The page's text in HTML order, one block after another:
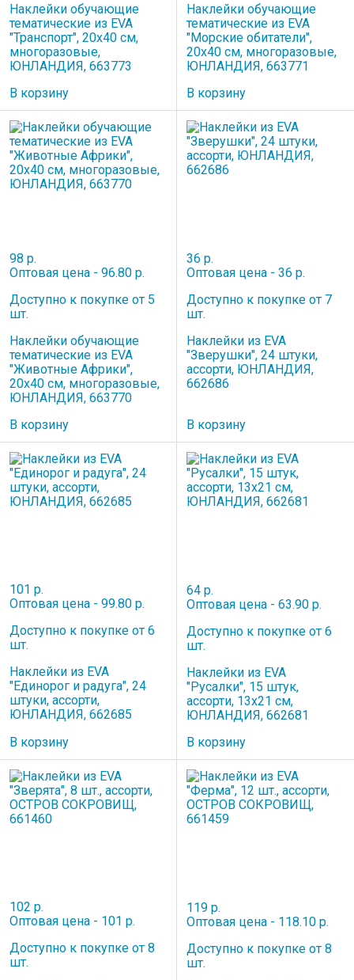
Наклейки обучающие
тематические из EVA
"Транспорт", 20х40 см,
многоразовые,
ЮНЛАНДИЯ, 663773
В корзину
Наклейки обучающие
тематические из EVA
"Морские обитатели",
20х40 см, многоразовые,
ЮНЛАНДИЯ, 663771
В корзину
98 р.
Оптовая цена - 96.80 р.
Доступно к покупке от 5
шт.
Наклейки обучающие
тематические из EVA
"Животные Африки",
20х40 см, многоразовые,
ЮНЛАНДИЯ, 663770
В корзину
36 р.
Оптовая цена - 36 р.
Доступно к покупке от 7
шт.
Наклейки из EVA
"Зверушки", 24 штуки,
ассорти, ЮНЛАНДИЯ,
662686
В корзину
101 р.
Оптовая цена - 99.80 р.
Доступно к покупке от 6
шт.
Наклейки из EVA
"Единорог и радуга", 24
штуки, ассорти,
ЮНЛАНДИЯ, 662685
В корзину
64 р.
Оптовая цена - 63.90 р.
Доступно к покупке от 6
шт.
Наклейки из EVA
"Русалки", 15 штук,
ассорти, 13х21 см,
ЮНЛАНДИЯ, 662681
В корзину
102 р.
Оптовая цена - 101 р.
Доступно к покупке от 8
шт.
119 р.
Оптовая цена - 118.10 р.
Доступно к покупке от 8
шт.